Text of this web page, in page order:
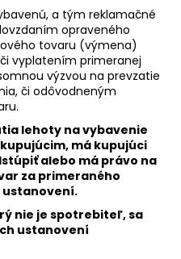
a tým reklamačné
opraveného
tovaru (výmena)
vyplatením primeranej
výzvou na prevzatie
či odôvodneným
lehoty na vybavenie
má kupujúci
alebo má právo na
za primeraného
ustanovení.
nie je spotrebiteľ, sa
ustanovení